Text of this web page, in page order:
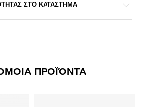
ΣΤΟ ΚΑΤΑΣΤΗΜΑ
ΠΡΟΪΌΝΤΑ